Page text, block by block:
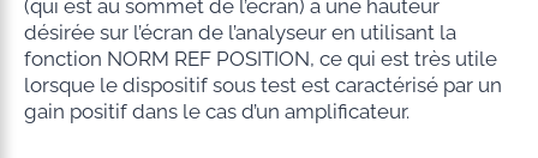
(qui est au sommet de l’écran) à une hauteur
désirée sur l’écran de l’analyseur en utilisant la
fonction NORM REF POSITION, ce qui est très utile
lorsque le dispositif sous test est caractérisé par un
gain positif dans le cas d’un amplificateur.